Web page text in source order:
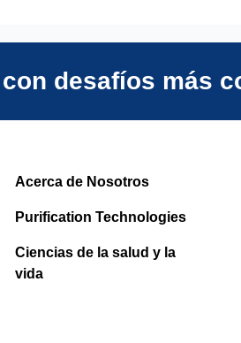
desafíos más
Acerca de Nosotros
Purification Technologies
Ciencias de la salud y la
vida